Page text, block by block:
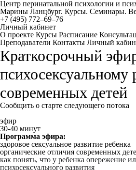
Центр перинатальной психологии и
Марины Ланцбург. Курсы. Семинары.
+7 (495) 772–69–76
Личный кабинет
О проекте Курсы Расписание
Преподаватели Контакты Личный
Краткосрочный
психосексуальному
современных детей
Сообщить о старте следующего потока
эфир
30-40 минут
Программа эфира:
здоровое сексуальное развитие ребенка
органические отличия современных
как понять, что у ребенка опережение
психосексуального развития